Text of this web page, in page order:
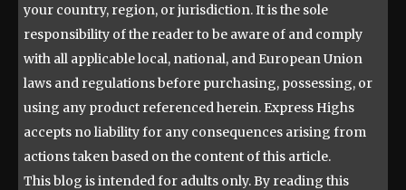
your country, region, or jurisdiction. It is the sole
responsibility of the reader to be aware of and comply
with all applicable local, national, and European Union
laws and regulations before purchasing, possessing, or
using any product referenced herein. Express Highs
accepts no liability for any consequences arising from
actions taken based on the content of this article.
This blog is intended for adults only. By reading this